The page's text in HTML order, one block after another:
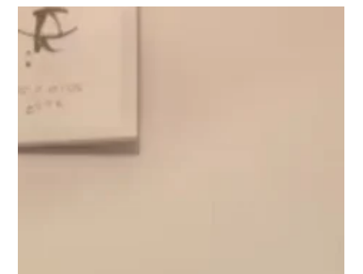
7月27日
リトルベビーピアサポートオンライン交
神奈川県委託事業リトルベビーピアサポートとしては初のオン